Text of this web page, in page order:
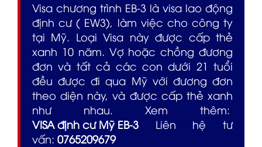
Visa chương trình EB-3 là visa lao động
định cư ( EW3), làm việc cho công ty
tại Mỹ. Loại Visa này được cấp thẻ
xanh 10 năm. Vợ hoặc chồng đương
đơn và tất cả các con dưới 21 tuổi
đều được đi qua Mỹ với đương đơn
theo diện này, và được cấp thẻ xanh
như nhau. Xem thêm:
VISA định cư Mỹ EB-3 Liên hệ tư
vấn: 0765209679